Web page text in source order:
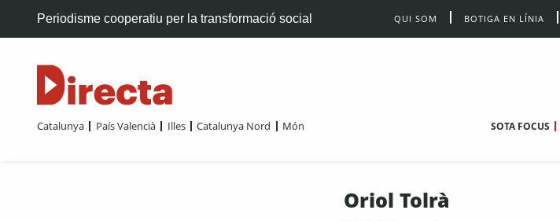
Periodisme cooperatiu per la transformació social QUI SOM BOTIGA EN LÍNIA
Catalunya País Valencià Illes Catalunya Nord Món SOTA FOCUS
Oriol Tolrà